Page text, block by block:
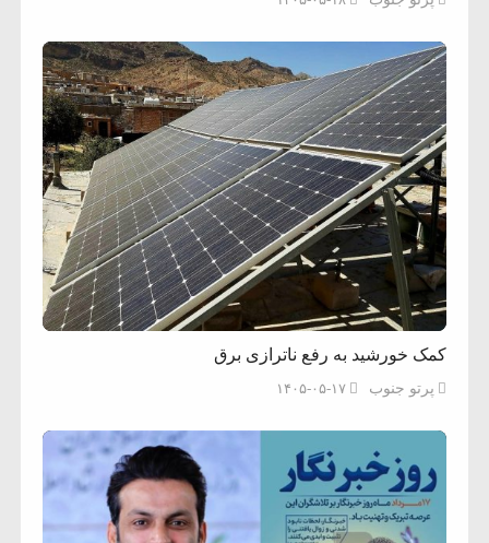
کمک خورشید به رفع ناترازی برق
پرتو جنوب ۱۴۰۵-۰۵-۱۷